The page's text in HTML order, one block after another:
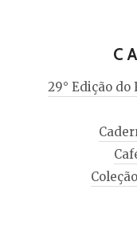
29° Edição